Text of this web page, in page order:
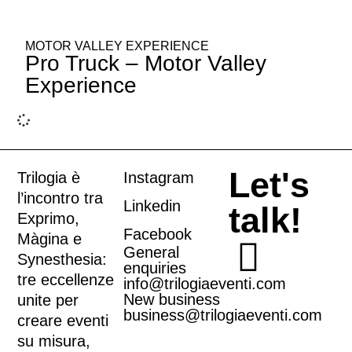
MOTOR VALLEY EXPERIENCE
Pro Truck – Motor Valley
Experience
Trilogia è
l’incontro tra
Exprimo,
Màgina e
Synesthesia:
tre eccellenze
unite per
creare eventi
su misura,
Instagram
Linkedin
Facebook
General
enquiries
info@trilogiaeventi.com
New business
business@trilogiaeventi.com
Let's
talk!